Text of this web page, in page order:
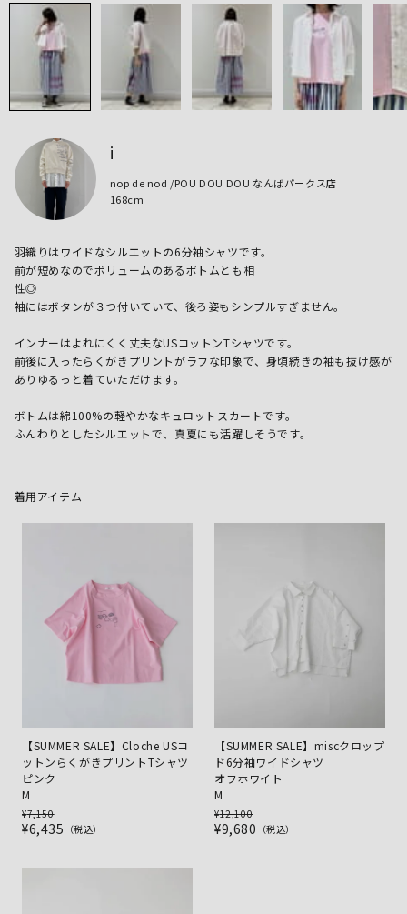
i
nop de nod /POU DOU DOU なんばパークス店
168cm
羽織りはワイドなシルエットの6分袖シャツです。
前が短めなのでボリュームのあるボトムとも相
性◎
袖にはボタンが３つ付いていて、後ろ姿もシンプルすぎません。
インナーはよれにくく丈夫なUSコットンTシャツです。
前後に入ったらくがきプリントがラフな印象で、身頃続きの袖も抜け感が
ありゆるっと着ていただけます。
ボトムは綿100%の軽やかなキュロットスカートです。
着用アイテム
【SUMMER SALE】Cloche USコ
ットンらくがきプリントTシャツ
ピンク
M
¥7,150
¥6,435 税込
【SUMMER SALE】miscクロップ
ド6分袖ワイドシャツ
オフホワイト
M
¥12,100
¥9,680 税込